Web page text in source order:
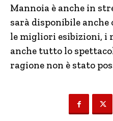
Mannoia è anche in
sarà disponibile
le migliori esibizioni, i
anche tutto lo
ragione non è stato